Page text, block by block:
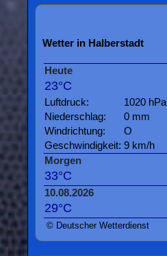
Wetter in Halberstadt
Heute
23°C
Luftdruck:
1020 hPa
Niederschlag:
0 mm
Windrichtung:
O
Geschwindigkeit: 9 km/h
Morgen
33°C
10.08.2026
29°C
© Deutscher Wetterdienst